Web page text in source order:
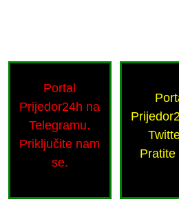
Portal
Prijedor24h na
Telegramu.
Priključite nam
se.
Pratite